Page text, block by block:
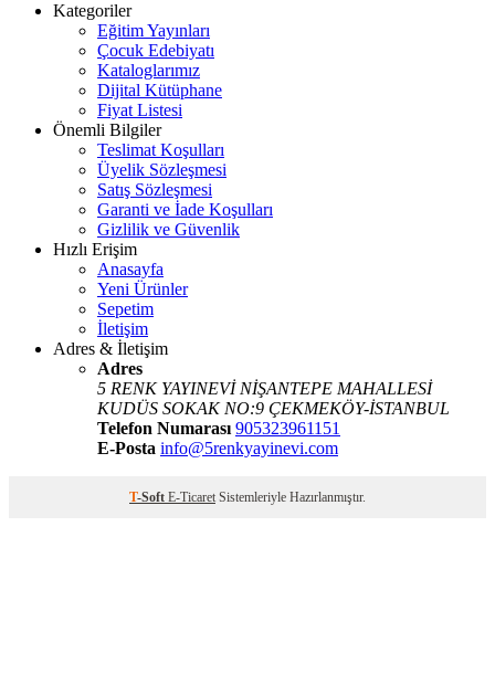
Kategoriler
Eğitim Yayınları
Çocuk Edebiyatı
Kataloglarımız
Dijital Kütüphane
Fiyat Listesi
Önemli Bilgiler
Teslimat Koşulları
Üyelik Sözleşmesi
Satış Sözleşmesi
Garanti ve İade Koşulları
Gizlilik ve Güvenlik
Hızlı Erişim
Anasayfa
Yeni Ürünler
Sepetim
İletişim
Adres & İletişim
Adres
5 RENK YAYINEVİ NİŞANTEPE MAHALLESİ
KUDÜS SOKAK NO:9 ÇEKMEKÖY-İSTANBUL
Telefon Numarası 905323961151
E-Posta info@5renkyayinevi.com
T-Soft E-Ticaret Sistemleriyle Hazırlanmıştır.